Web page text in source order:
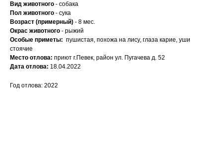
Вид животного - собака
Пол животного - сука
Возраст (примерный) - 8 мес.
Окрас животного - рыжий
Особые приметы: пушистая, похожа на лису, глаза карие, уши
стоячие
Место отлова: приют г.Певек, район ул. Пугачева д. 52
Дата отлова: 18.04.2022
Год отлова: 2022